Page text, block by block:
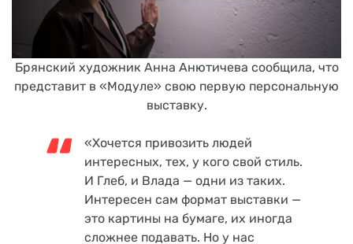
Брянский художник Анна Анютичева сообщила, что
представит в «Модуле» свою первую персональную
выставку.
«Хочется привозить людей
интересных, тех, у кого свой стиль.
И Глеб, и Влада — одни из таких.
Интересен сам формат выставки —
это картины на бумаге, их иногда
сложнее подавать. Но у нас